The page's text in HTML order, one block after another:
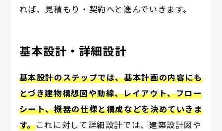
れば、見積もり・契約へと進んでいきます。
基本設計・詳細設計
基本設計のステップでは、基本計画の内容にも
とづき建物構想図や動線、レイアウト、フロー
シート、機器の仕様と構成などを決めていきま
す。これに対して詳細設計では、建築設計図や